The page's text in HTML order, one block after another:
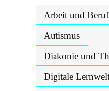
Arbeit und
Autismus
Diakonie und
Digitale Lernwelt